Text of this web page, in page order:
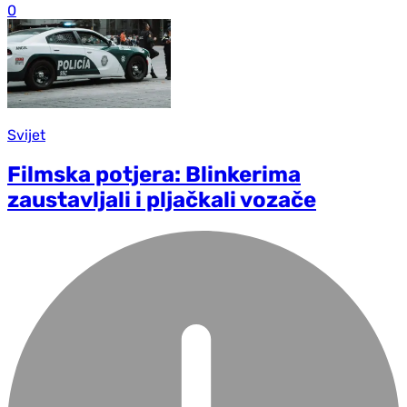
0
Svijet
Filmska potjera: Blinkerima
zaustavljali i pljačkali vozače